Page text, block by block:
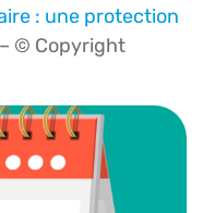
: une protection
– © Copyright